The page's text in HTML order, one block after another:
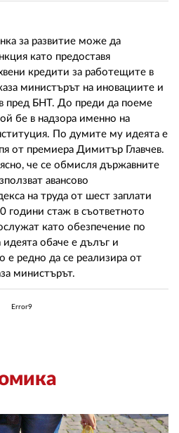
за развитие може да
като предоставя
кредити за работещите в
министърът на иновациите и
пред БНТ. До преди да поеме
бе в надзора именно на
По думите му идеята е
от премиера Димитър Главчев.
че се обмисля държавните
авансово
на труда от шест заплати
години стаж в съответното
като обезпечение по
идеята обаче е дълъг и
е редно да се реализира от
министърът.
Error9
КОНТАКТИ
РЕКЛАМА
АБОНАМЕНТ
УСЛОВИЯ ЗА ПОЛЗВАНЕ
ПОЛИТИКА ЗА БИСКВИТКИТЕ
ПОВЕРИТЕЛНОСТ
02 975 20 35